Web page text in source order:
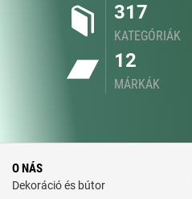
317
KATEGÓRIÁK
12
MÁRKÁK
O NÁS
Dekoráció és bútor